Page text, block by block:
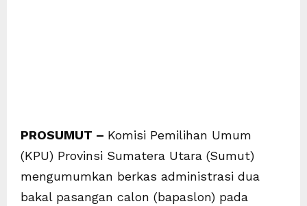
PROSUMUT – Komisi Pemilihan Umum
(KPU) Provinsi Sumatera Utara (Sumut)
mengumumkan berkas administrasi dua
bakal pasangan calon (bapaslon) pada